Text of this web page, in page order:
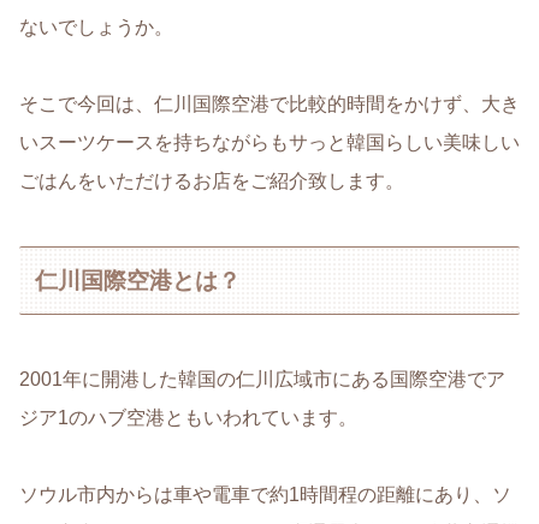
ないでしょうか。
そこで今回は、仁川国際空港で比較的時間をかけず、大き
いスーツケースを持ちながらもサっと韓国らしい美味しい
ごはんをいただけるお店をご紹介致します。
仁川国際空港とは？
2001年に開港した韓国の仁川広域市にある国際空港でア
ジア1のハブ空港ともいわれています。
ソウル市内からは車や電車で約1時間程の距離にあり、ソ